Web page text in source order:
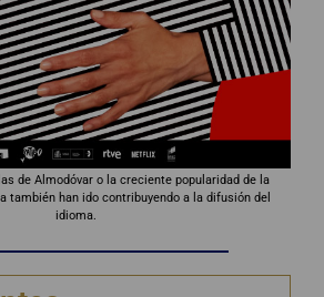
de Almodóvar o la creciente popularidad de la
también han ido contribuyendo a la difusión del
idioma.